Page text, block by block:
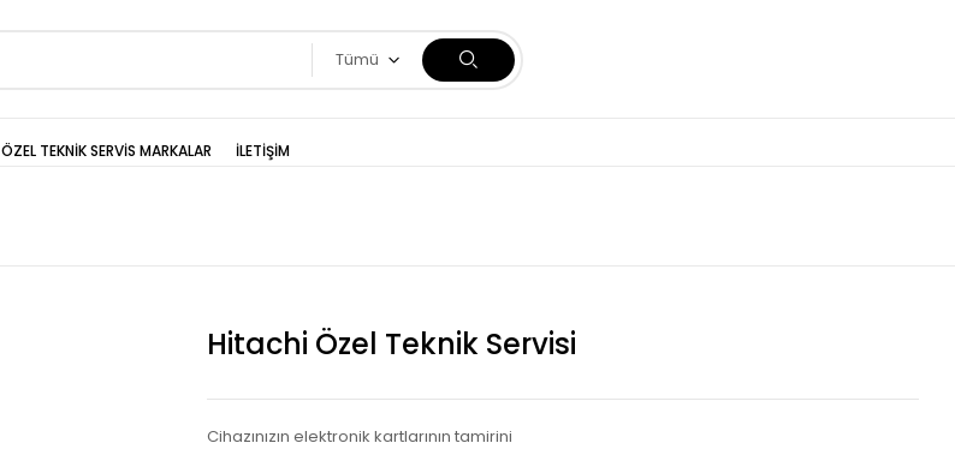
Tümü
ÖZEL TEKNİK SERVİS MARKALAR İLETİŞİM
Hitachi Özel Teknik Servisi
Cihazınızın elektronik kartlarının tamirini